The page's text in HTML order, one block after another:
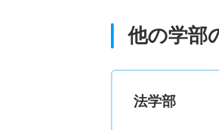
他の学部
法学部